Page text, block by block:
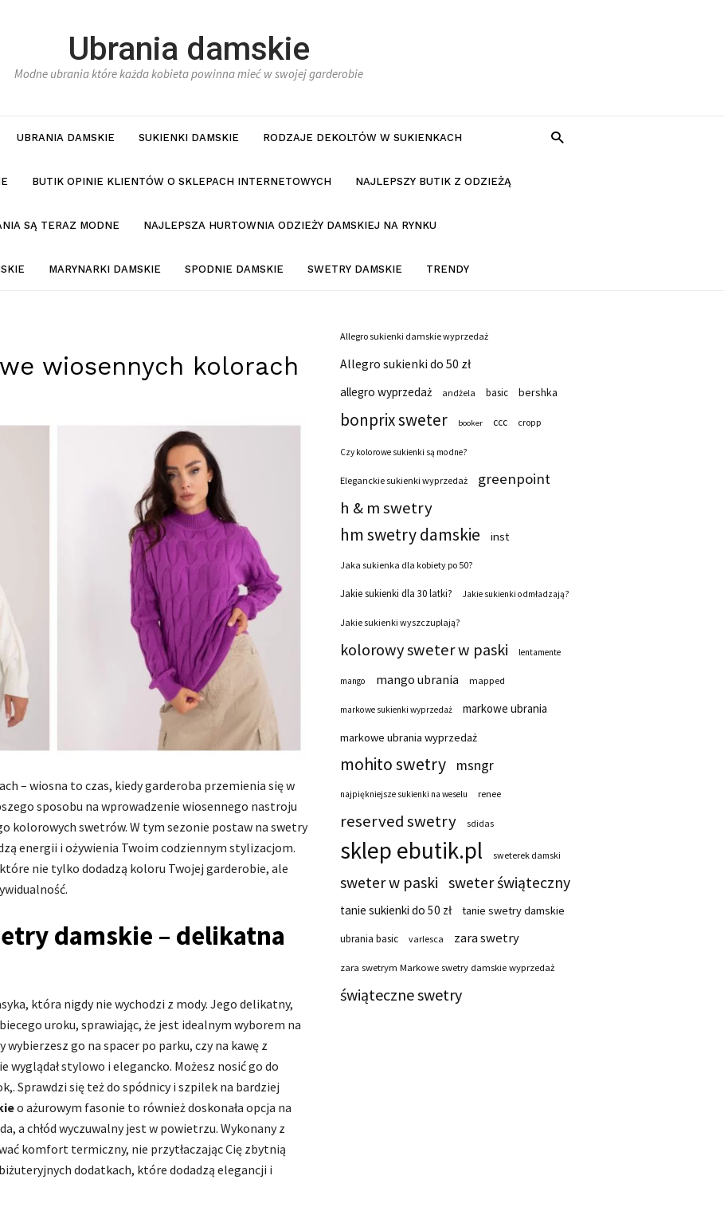
Ubrania damskie
Modne ubrania które każda kobieta powinna mieć w swojej garderobie
UBRANIA DAMSKIE SUKIENKI DAMSKIE RODZAJE DEKOLTÓW W SUKIENKACH
BUTIK OPINIE KLIENTÓW O SKLEPACH INTERNETOWYCH NAJLEPSZY BUTIK Z ODZIEŻĄ
SĄ TERAZ MODNE NAJLEPSZA HURTOWNIA ODZIEŻY DAMSKIEJ NA RYNKU
MARYNARKI DAMSKIE SPODNIE DAMSKIE SWETRY DAMSKIE TRENDY
wiosennych kolorach
– wiosna to czas, kiedy garderoba przemienia się w
sposobu na wprowadzenie wiosennego nastroju
kolorowych swetrów. W tym sezonie postaw na swetry
energii i ożywienia Twoim codziennym stylizacjom.
nie tylko dodadzą koloru Twojej garderobie, ale
damskie – delikatna
która nigdy nie wychodzi z mody. Jego delikatny,
uroku, sprawiając, że jest idealnym wyborem na
go na spacer po parku, czy na kawę z
wyglądał stylowo i elegancko. Możesz nosić go do
Sprawdzi się też do spódnicy i szpilek na bardziej
o ażurowym fasonie to również doskonała opcja na
a chłód wyczuwalny jest w powietrzu. Wykonany z
komfort termiczny, nie przytłaczając Cię zbytnią
dodatkach, które dodadzą elegancji i
Allegro sukienki damskie wyprzedaż
Allegro sukienki do 50 zł
allegro wyprzedaż
andżela basic bershka
bonprix sweter booker ccc cropp
Czy kolorowe sukienki są modne?
Eleganckie sukienki wyprzedaż greenpoint
h & m swetry
hm swetry damskie inst
Jaka sukienka dla kobiety po 50?
Jakie sukienki dla 30 latki? Jakie sukienki odmładzają?
Jakie sukienki wyszczuplają?
kolorowy sweter w paski lentamente
mango mango ubrania mapped
markowe sukienki wyprzedaż markowe ubrania
markowe ubrania wyprzedaż
mohito swetry msngr
najpiękniejsze sukienki na weselu renee
reserved swetry sdidas
sklep ebutik.pl sweterek damski
sweter w paski sweter świąteczny
tanie sukienki do 50 zł tanie swetry damskie
ubrania basic varlesca zara swetry
zara swetrym Markowe swetry damskie wyprzedaż
świąteczne swetry